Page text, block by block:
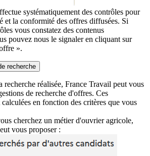
systématiquement des contrôles pour
et la conformité des offres diffusées. Si
vous constatez des contenus
pouvez nous le signaler en cliquant sur
».
recherche
recherche réalisée, France Travail peut vous
de recherche d'offres. Ces
calculées en fonction des critères que vous
cherchez un métier d'ouvrier agricole,
vous proposer :